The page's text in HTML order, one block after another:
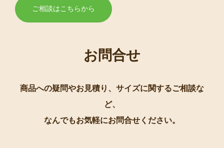
ご相談はこちらから
お問合せ
商品への疑問やお見積り、サイズに関するご相談な
ど、
なんでもお気軽にお問合せください。